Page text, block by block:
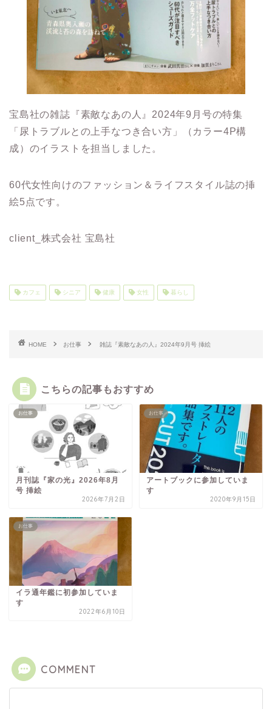
宝島社の雑誌『素敵なあの人』2024年9月号の特集
「尿トラブルとの上手なつき合い方」（カラー4P構
成）のイラストを担当しました。
60代女性向けのファッション＆ライフスタイル誌の挿
絵5点です。
client_株式会社 宝島社
カフェ シニア 健康 女性 暮らし
HOME お仕事 雑誌『素敵なあの人』2024年9月号 挿絵
こちらの記事もおすすめ
お仕事
月刊誌『家の光』2026年8月
号 挿絵
2026年7月2日
お仕事
アートブックに参加していま
す
2020年9月15日
お仕事
イラ通年鑑に初参加していま
す
2022年6月10日
COMMENT